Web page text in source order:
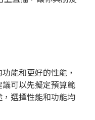
能和更好的性能，
可以先擬定預算範
選擇性能和功能均